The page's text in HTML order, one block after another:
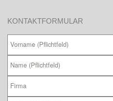
KONTAKTFORMULAR